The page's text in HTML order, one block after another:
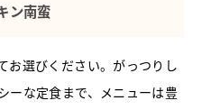
ン南蛮
お選びください。がっつりし
ーな定食まで、メニューは豊